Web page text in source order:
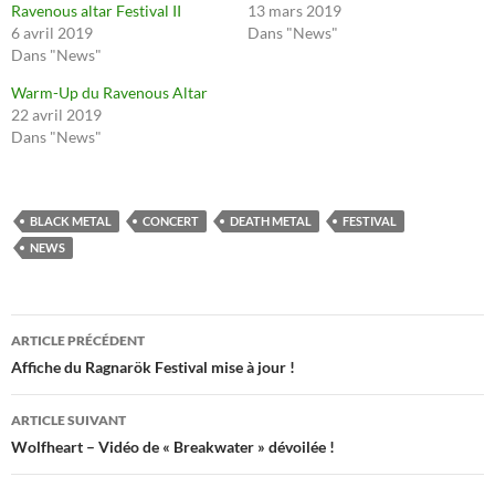
Ravenous altar Festival II
6 avril 2019
Dans "News"
13 mars 2019
Dans "News"
Warm-Up du Ravenous Altar
22 avril 2019
Dans "News"
BLACK METAL CONCERT DEATH METAL
FESTIVAL
NEWS
Navigation
des
articles
ARTICLE PRÉCÉDENT
Affiche du Ragnarök Festival mise à jour !
ARTICLE SUIVANT
Wolfheart – Vidéo de « Breakwater » dévoilée !